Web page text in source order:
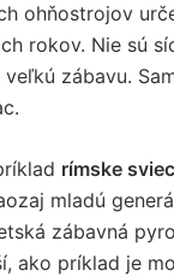
ohňostrojov
rokov. Nie sú
zábavu.
rímske
mladú
zábavná
ako príklad je